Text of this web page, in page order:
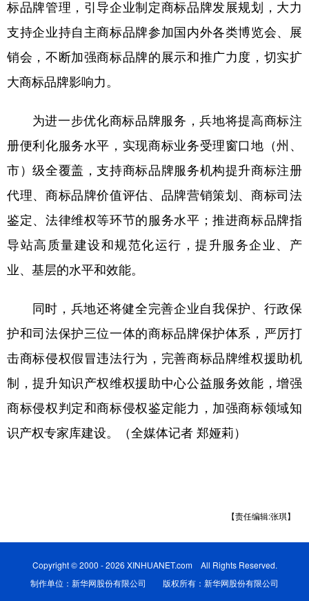
标品牌管理，引导企业制定商标品牌发展规划，大力
支持企业持自主商标品牌参加国内外各类博览会、展
销会，不断加强商标品牌的展示和推广力度，切实扩
大商标品牌影响力。
为进一步优化商标品牌服务，兵地将提高商标注
册便利化服务水平，实现商标业务受理窗口地（州、
市）级全覆盖，支持商标品牌服务机构提升商标注册
代理、商标品牌价值评估、品牌营销策划、商标司法
鉴定、法律维权等环节的服务水平；推进商标品牌指
导站高质量建设和规范化运行，提升服务企业、产
业、基层的水平和效能。
同时，兵地还将健全完善企业自我保护、行政保
护和司法保护三位一体的商标品牌保护体系，严厉打
击商标侵权假冒违法行为，完善商标品牌维权援助机
制，提升知识产权维权援助中心公益服务效能，增强
商标侵权判定和商标侵权鉴定能力，加强商标领域知
识产权专家库建设。（全媒体记者 郑娅莉）
【责任编辑:张琪】
Copyright © 2000 - 2026 XINHUANET.com All Rights Reserved.
制作单位：新华网股份有限公司 版权所有：新华网股份有限公司